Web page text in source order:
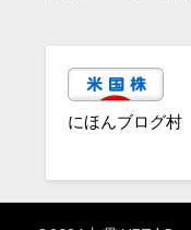
にほんブログ村